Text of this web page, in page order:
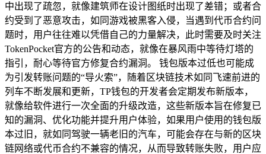
中出现了疏忽，就像建筑师在设计图纸时出现了差错；或者合
约受到了恶意攻击，如同游戏被黑客入侵，当遇到代币合约问
题时，用户往往难以凭借自己的力量解决，此时需要及时关注
TokenPocket官方的公告和动态，就像在暴风雨中等待灯塔的
指引，耐心等待官方修复合约漏洞。 钱包版本过低也可能成
为引发转账问题的“导火索”，随着区块链技术如同飞速前进的
列车不断发展和更新，TP钱包的开发者会定期发布新版本，
就像给软件进行一次全面的升级改造，这些新版本旨在修复已
知的漏洞、优化功能并提升用户体验，如果用户使用的钱包版
本过旧，就如同驾驶一辆老旧的汽车，可能会存在与新的区块
链网络或代币合约不兼容的情况，从而导致转账失败，用户应